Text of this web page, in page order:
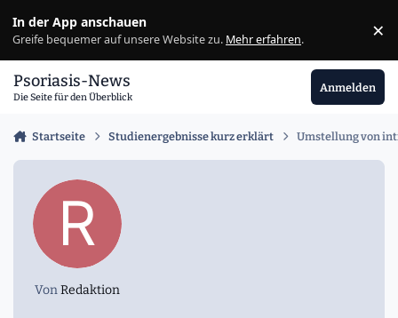
In der App anschauen
Greife bequemer auf unsere Website zu. Mehr erfahren. ×
Psoriasis-News
Die Seite für den Überblick
Anmelden
Startseite Studienergebnisse kurz erklärt Umstellung von
VonRedaktion